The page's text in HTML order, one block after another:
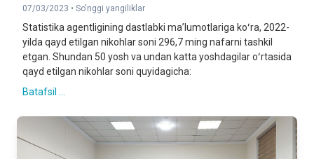
07/03/2023 • So'nggi yangiliklar
Statistika agentligining dastlabki maʼlumotlariga koʻra, 2022-
yilda qayd etilgan nikohlar soni 296,7 ming nafarni tashkil
etgan. Shundan 50 yosh va undan katta yoshdagilar oʻrtasida
qayd etilgan nikohlar soni quyidagicha:
Batafsil ...